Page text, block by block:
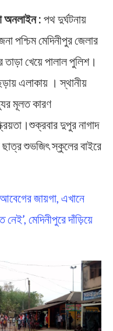
অনলাইন : পথ দুর্ঘটনায়
পশ্চিম মেদিনীপুর জেলার
খেয়ে পালাল পুলিশ।
এলাকায় । স্থানীয়
মূলত কারণ
দুপুর নাগাদ
শুভজিৎ স্কুলের বাইরে
জায়গা, এখানে
মেদিনীপুরে দাঁড়িয়ে